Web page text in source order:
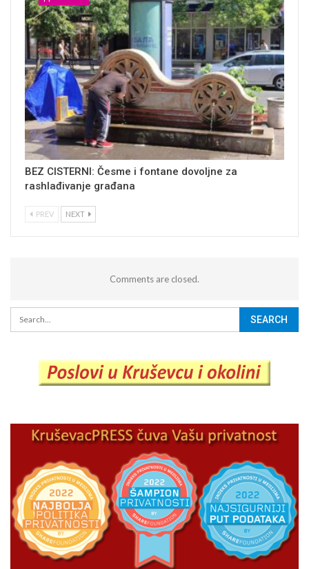
BEZ CISTERNI: Česme i fontane dovoljne za
rashlađivanje građana
PREV NEXT
Comments are closed.